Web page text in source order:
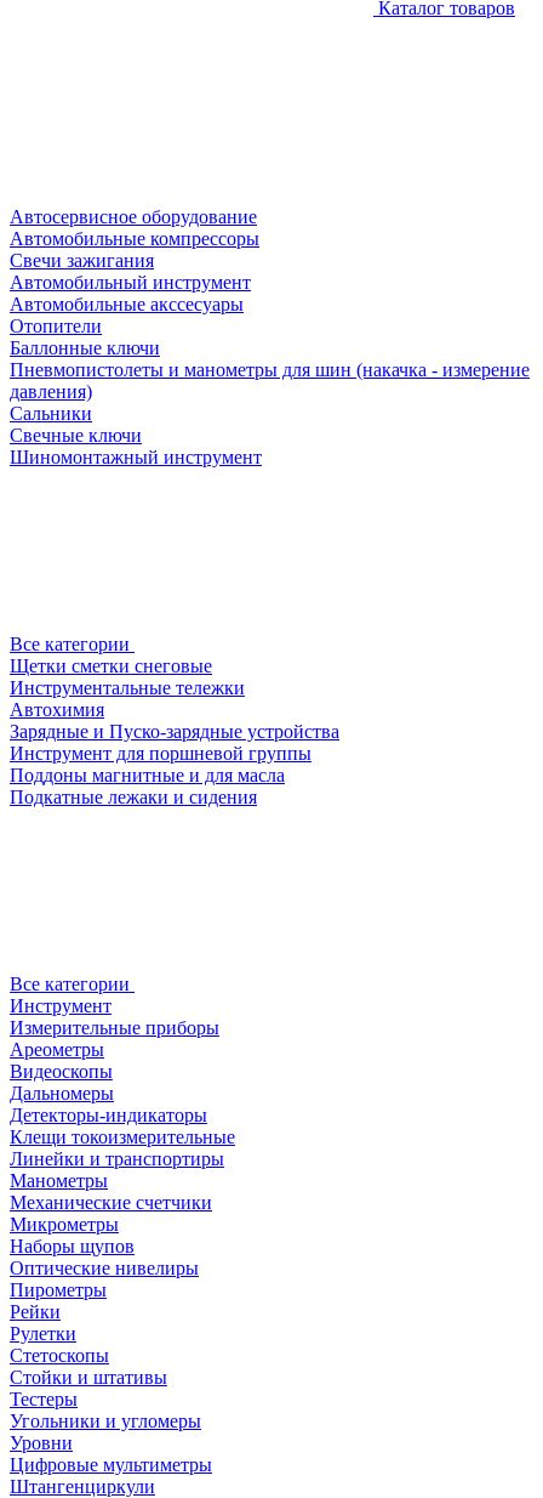
Каталог товаров
Автосервисное оборудование
Автомобильные компрессоры
Свечи зажигания
Автомобильный инструмент
Автомобильные акссесуары
Отопители
Баллонные ключи
Пневмопистолеты и манометры для шин (накачка - измерение
давления)
Сальники
Свечные ключи
Шиномонтажный инструмент
Все категории
Щетки сметки снеговые
Инструментальные тележки
Автохимия
Зарядные и Пуско-зарядные устройства
Инструмент для поршневой группы
Поддоны магнитные и для масла
Подкатные лежаки и сидения
Все категории
Инструмент
Измерительные приборы
Ареометры
Видеоскопы
Дальномеры
Детекторы-индикаторы
Клещи токоизмерительные
Линейки и транспортиры
Манометры
Механические счетчики
Микрометры
Наборы щупов
Оптические нивелиры
Пирометры
Рейки
Рулетки
Стетоскопы
Стойки и штативы
Тестеры
Угольники и угломеры
Уровни
Цифровые мультиметры
Штангенциркули